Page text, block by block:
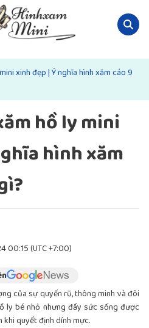
xinh đẹp | Ý nghĩa hình xăm cáo 9
hồ ly mini
hình xăm
00:15 (UTC +7:00)
của sự quyến rũ, thông minh và đôi
ly bé nhỏ nhưng đầy sức sống được
khi quyết định dính mực.